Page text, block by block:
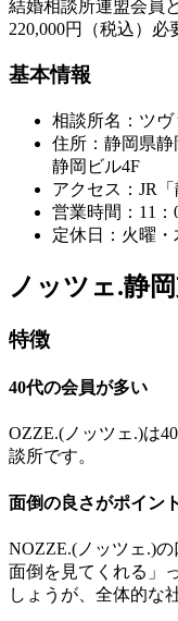
結婚相談所連盟会員
220,000円（税込）必
基本情報
相談所名：ツ
住所：静岡県
静岡ビル4F
アクセス：JR
営業時間：11：
定休日：火曜・
ノッツェ.静
特徴
40代の会員が多い
OZZE.(ノッツェ.)は
談所です。
面倒の良さがポイント
NOZZE.(ノッツェ.)
面倒を見てくれる」
しょうが、全体的な